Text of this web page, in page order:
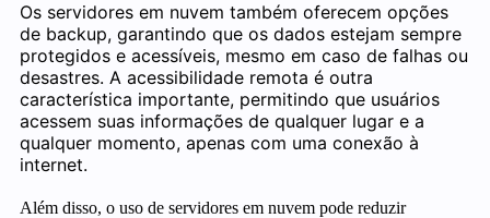
Os servidores em nuvem também oferecem opções
de backup, garantindo que os dados estejam sempre
protegidos e acessíveis, mesmo em caso de falhas ou
desastres. A acessibilidade remota é outra
característica importante, permitindo que usuários
acessem suas informações de qualquer lugar e a
qualquer momento, apenas com uma conexão à
internet.
Além disso, o uso de servidores em nuvem pode reduzir